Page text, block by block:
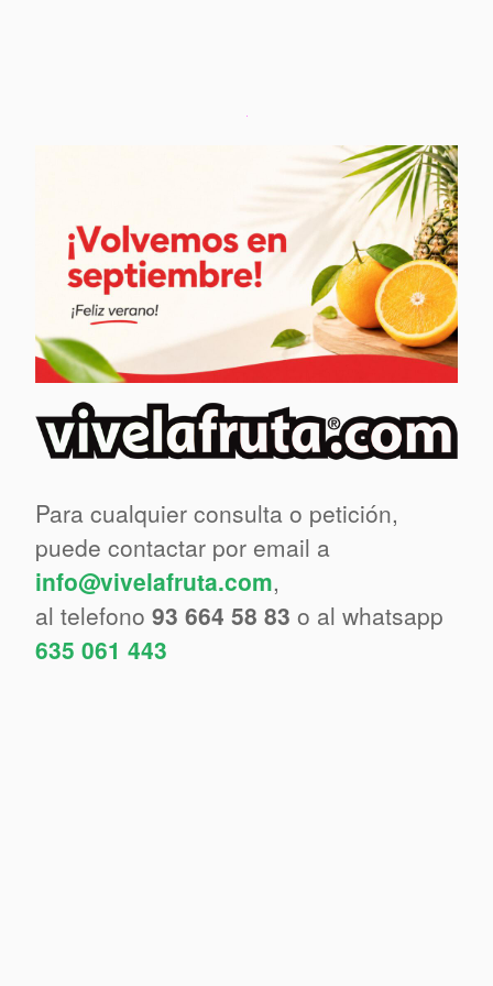
Para cualquier consulta o petición,
puede contactar por email a
info@vivelafruta.com,
al telefono 93 664 58 83 o al whatsapp
635 061 443